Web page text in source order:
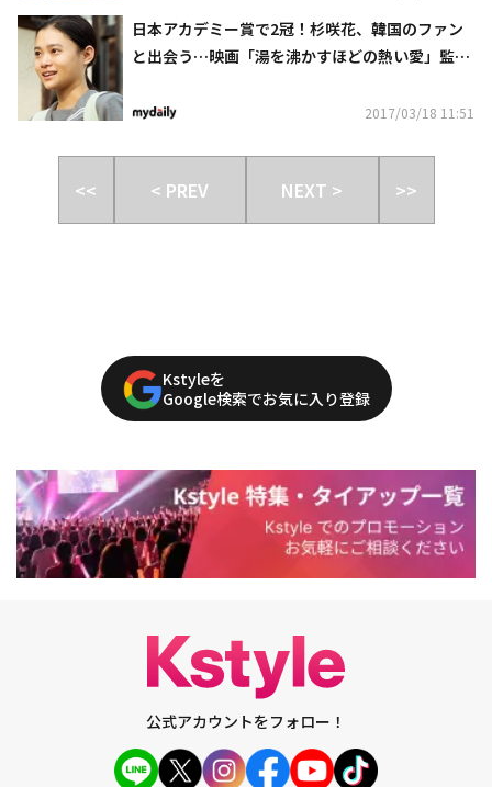
日本アカデミー賞で2冠！杉咲花、韓国のファン
と出会う…映画「湯を沸かすほどの熱い愛」監督
2017/03/18 11:51
<< < PREV NEXT > >>
Kstyleを
Google検索でお気に入り登録
公式アカウントをフォロー！